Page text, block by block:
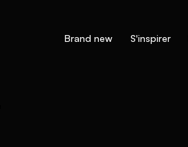
Brand new S'inspirer